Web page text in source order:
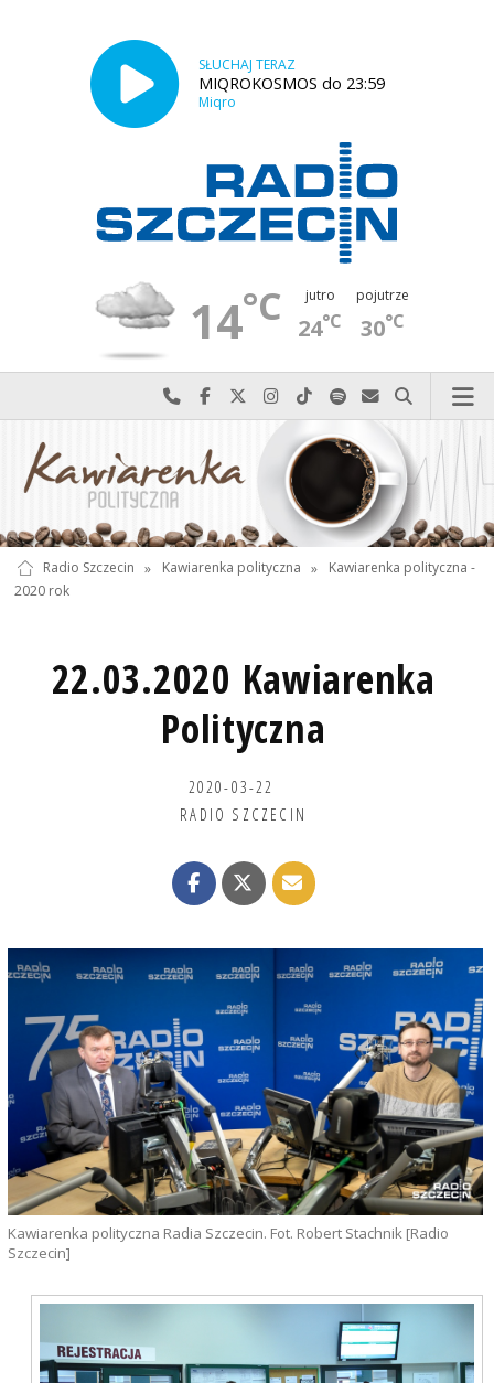
SŁUCHAJ TERAZ
MIQROKOSMOS do 23:59
Miqro
14°C jutro
24°C
pojutrze
30°C
Najlepiej po prostu do nas zadzwoń
Odwiedź nas na Facebook-u
Odwiedź nas na X
Odwiedź nas na Instagram-ie
Odwiedź nas na TikTok-u
Szukaj nas na Spotify
Wyślij do nas
Szukaj
Radio Szczecin » Kawiarenka polityczna »
Kawiarenka polityczna -
2020 rok
22.03.2020 Kawiarenka
Polityczna
2020-03-22
RADIO SZCZECIN
Kawiarenka polityczna Radia Szczecin. Fot. Robert Stachnik [Radio
Szczecin]